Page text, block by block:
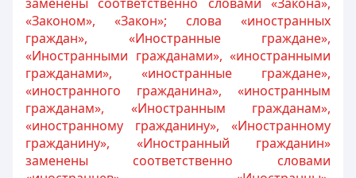
«Законом», «Закон»; слова «иностранных
граждан», «Иностранные граждане»,
«Иностранными гражданами», «иностранными
гражданами», «иностранные граждане»,
«иностранного гражданина», «иностранным
гражданам», «Иностранным гражданам»,
«иностранному гражданину», «Иностранному
гражданину», «Иностранный гражданин»
заменены соответственно словами